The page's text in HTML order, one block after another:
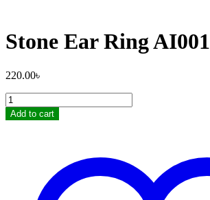
Stone Ear Ring AI001
220.00৳
Stone
Ear
Ring
Add to cart